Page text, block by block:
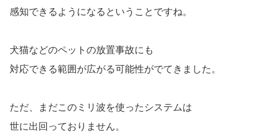
感知できるようになるということですね。
犬猫などのペットの放置事故にも
対応できる範囲が広がる可能性がでてきました。
ただ、まだこのミリ波を使ったシステムは
世に出回っておりません。